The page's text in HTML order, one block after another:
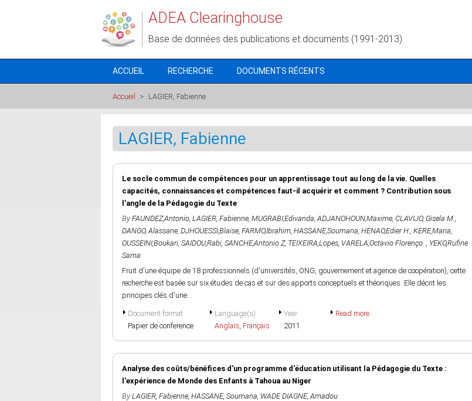
ADEA Clearinghouse
Base de données des publications et documents (1991-2013)
ACCUEIL RECHERCHE DOCUMENTS RÉCENTS
Accueil > LAGIER, Fabienne
LAGIER, Fabienne
Le socle commun de compétences pour un apprentissage tout au long de la vie. Quelles
capacités, connaissances et compétences faut-il acquérir et comment ? Contribution sous
l'angle de la Pédagogie du Texte
By FAUNDEZ,Antonio, LAGIER, Fabienne, MUGRABI,Edivanda,ADJANOHOUN,Maxime, CLAVIJO, Gisela M.,
DANGO, Alassane, DJHOUESSI,Blaise, FARMO,Ibrahim, HASSANE,Soumana, HENAO,Edier H., KERE,Maria,
OUSSEINI,Boukari, SAIDOU,Rabi, SANCHE,Antonio Z, TEIXEIRA,Lopes, VARELA,Octavio Florenço , YEKO,Rufine
Sama
Fruit d'une équipe de 18 professionnels (d'universités, ONG, gouvernement et agence de coopération), cette
recherche est basée sur six études de cas et sur des apports conceptuels et théoriques. Elle décrit les
principes clés d'une...
Document format
Papier de conference
Language(s)
Anglais, Français
Year
2011
Read more
Analyse des coûts/bénéfices d'un programme d'éducation utilisant la Pédagogie du Texte :
l'expérience de Monde des Enfants à Tahoua au Niger
By LAGIER, Fabienne, HASSANE, Soumana, WADE DIAGNE, Amadou